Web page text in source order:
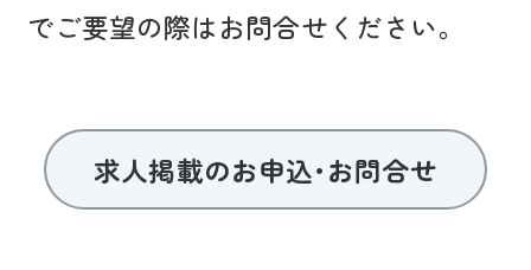
でご要望の際はお問合せください。
求人掲載のお申込･お問合せ